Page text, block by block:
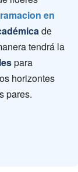
en
de
tendrá la
para
horizontes
pares.